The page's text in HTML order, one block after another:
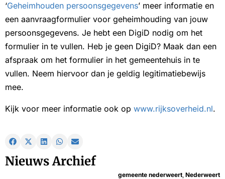
‘Geheimhouden persoonsgegevens’ meer informatie en
een aanvraagformulier voor geheimhouding van jouw
persoonsgegevens. Je hebt een DigiD nodig om het
formulier in te vullen. Heb je geen DigiD? Maak dan een
afspraak om het formulier in het gemeentehuis in te
vullen. Neem hiervoor dan je geldig legitimatiebewijs
mee.
Kijk voor meer informatie ook op www.rijksoverheid.nl.
Nieuws Archief
gemeente nederweert, Nederweert